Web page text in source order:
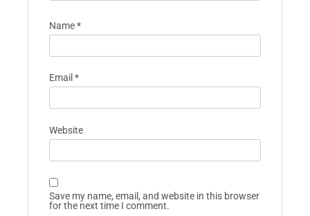
Name*
Email *
Website
Save my name, email, and website in this browser
for the next time I comment.